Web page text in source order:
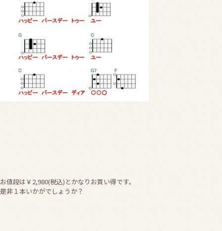
お値段は￥2,980(税込)とかなりお買い得です。
是非１本いかがでしょうか？